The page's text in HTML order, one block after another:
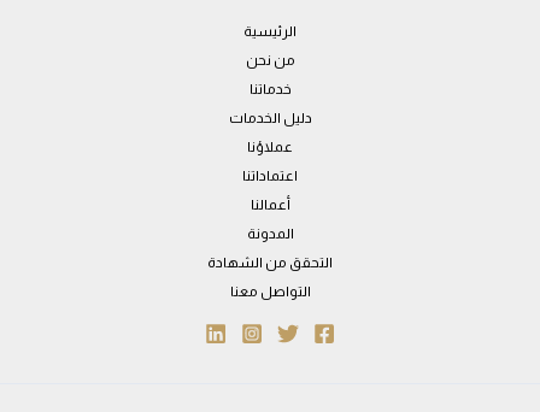
الرئيسية
من نحن
خدماتنا
دليل الخدمات
عملاؤنا
اعتماداتنا
أعمالنا
المدونة
التحقق من الشهادة
التواصل معنا